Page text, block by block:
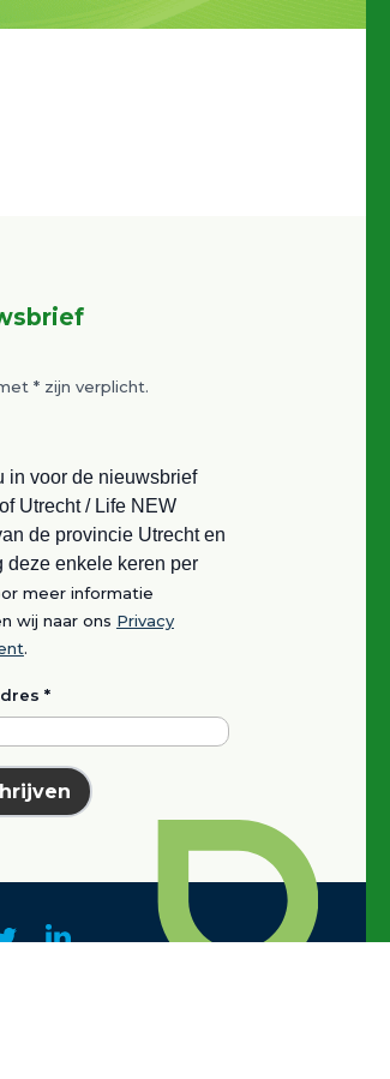
*zijn verplicht.
in voor de nieuwsbrief
Utrecht / Life NEW
de provincie Utrecht en
deze enkele keren per
meer informatie
wij naar ons Privacy
.
*